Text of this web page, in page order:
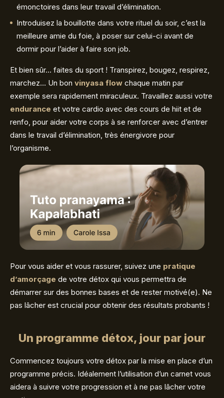
émonctoires dans leur travail d’élimination.
Introduisez la bouillotte dans votre rituel du soir, c’est la
meilleure amie du foie, à poser sur celui-ci avant de
dormir pour l’aider à faire son job.
Et bien sûr… faites du sport ! Transpirez, bougez, respirez,
marchez… Un bon vinyasa flow chaque matin par
exemple sera rapidement miraculeux. Travaillez aussi votre
endurance et votre cardio avec des cours de hiit et de
renfo, pour aider votre corps à se renforcer avec d’entrer
dans le travail d’élimination, très énergivore pour
l’organisme.
Pour vous aider et vous rassurer, suivez une pratique
d’amorçage de votre détox qui vous permettra de
démarrer sur des bonnes bases et de rester motivé(e). Ne
pas lâcher est crucial pour obtenir des résultats probants !
Un programme détox, jour par jour
Commencez toujours votre détox par la mise en place d’un
programme précis. Idéalement l’utilisation d’un carnet vous
aidera à suivre votre progression et à ne pas lâcher votre